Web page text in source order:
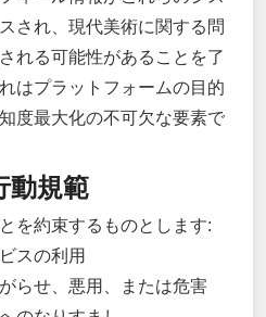
され、現代美術に関する問
れる可能性があることを了
はプラットフォームの目的
度最大化の不可欠な要素で
動規範
を約束するものとします:
スの利用
らせ、悪用、または危害